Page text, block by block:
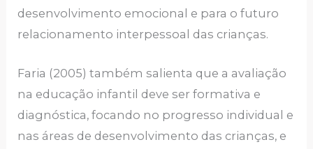
desenvolvimento emocional e para o futuro
relacionamento interpessoal das crianças.
Faria (2005) também salienta que a avaliação
na educação infantil deve ser formativa e
diagnóstica, focando no progresso individual e
nas áreas de desenvolvimento das crianças, e